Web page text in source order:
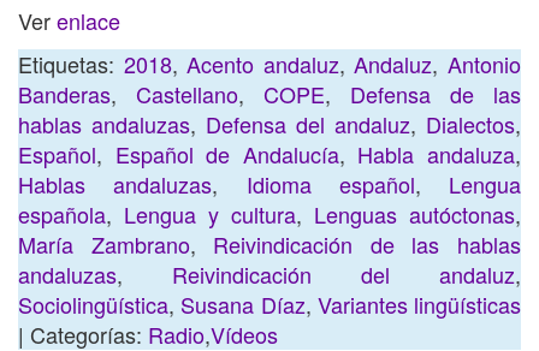
Verenlace
Etiquetas: 2018,Acento andaluz,Andaluz,Antonio
Banderas, Castellano, COPE, Defensa de las
hablas andaluzas, Defensa del andaluz, Dialectos,
Español, Español de Andalucía, Habla andaluza,
Hablas andaluzas, Idioma español, Lengua
española, Lengua y cultura, Lenguas autóctonas,
María Zambrano, Reivindicación de las hablas
andaluzas, Reivindicación del andaluz,
Sociolingüística, Susana Díaz, Variantes lingüísticas
| Categorías: Radio,Vídeos